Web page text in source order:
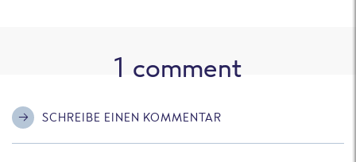
1 comment
SCHREIBE EINEN KOMMENTAR